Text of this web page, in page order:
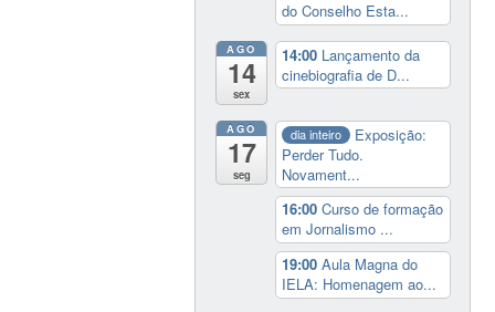
do Conselho Esta...
AGO
14
sex
14:00 Lançamento da
cinebiografia de D...
AGO
17
seg
dia inteiro
Exposição:
Perder Tudo.
Novament...
16:00Curso de formação
em Jornalismo ...
19:00Aula Magna do
IELA: Homenagem ao...